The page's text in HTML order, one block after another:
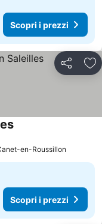
Scopri i prezzi
Condividi
Scopri i prezzi
en-Roussillon
Scopri i prezzi